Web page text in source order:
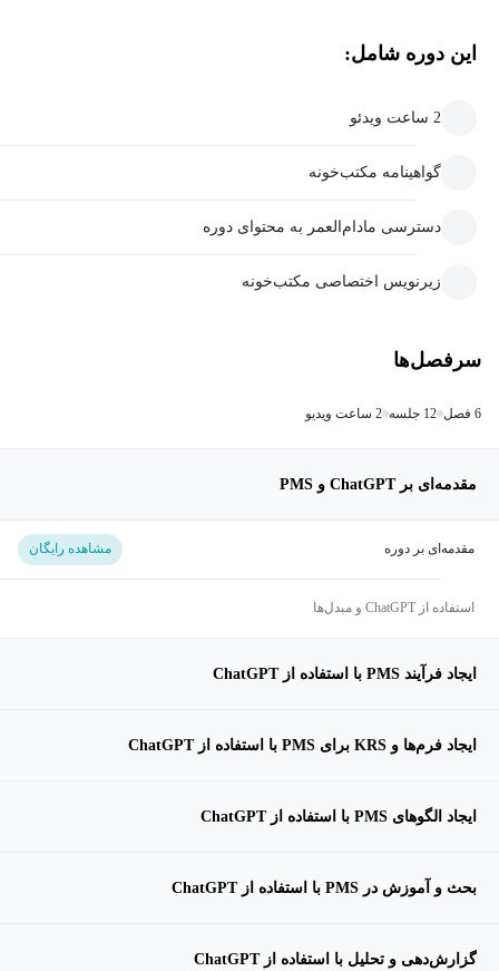
این دوره شامل:
2 ساعت ویدئو
گواهینامه مکتب‌خونه
دسترسی مادام‌العمر به محتوای دوره
زیرنویس اختصاصی مکتب‌خونه
سرفصل‌ها
6 فصل 12 جلسه 2 ساعت ویدیو
مقدمه‌ای بر ChatGPT و PMS
مقدمه‌ای بر دوره مشاهده رایگان
استفاده از ChatGPT و مبدل‌ها
ایجاد فرآیند PMS با استفاده از ChatGPT
ایجاد فرم‌ها و KRS برای PMS با استفاده از ChatGPT
ایجاد الگوهای PMS با استفاده از ChatGPT
بحث و آموزش در PMS با استفاده از ChatGPT
گزارش‌دهی و تحلیل با استفاده از ChatGPT